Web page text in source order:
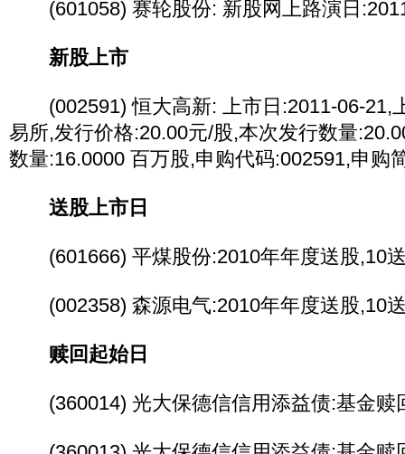
(601058) 赛轮股份: 新股网上路演日
新股上市
(002591) 恒大高新: 上市日:2011-06-21,
易所,发行价格:20.00元/股,本次发行数量
数量:16.0000 百万股,申购代码:002591,申购
送股上市日
(601666) 平煤股份:2010年年度送股,10
(002358) 森源电气:2010年年度送股,10
赎回起始日
(360014) 光大保德信信用添益债:基金赎